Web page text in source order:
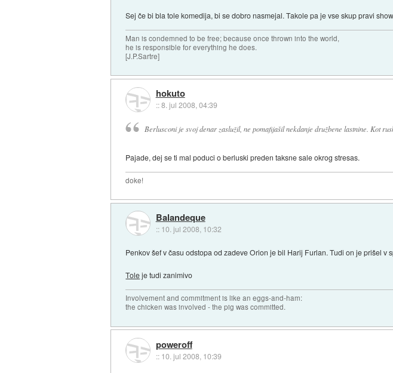
Sej če bi bla tole komedija, bi se dobro nasmejal. Takole pa je vse skup pravi
Man is condemned to be free; because once thrown into the world,
he is responsible for everything he does.
[J.P.Sartre]
hokuto
::8. jul 2008, 04:39
Berlusconi je svoj denar zaslužil, ne pomafijašil nekdanje družbene lastnine. Kot
Pajade, dej se ti mal poduci o berluski preden taksne sale okrog stresas.
doke!
Balandeque
:: 10. jul 2008, 10:32
Penkov šef v času odstopa od zadeve Orion je bil Harij Furlan. Tudi on je prišel v
Toleje tudi zanimivo
Involvement and commitment is like an eggs-and-ham:
the chicken was involved - the pig was committed.
poweroff
:: 10. jul 2008, 10:39